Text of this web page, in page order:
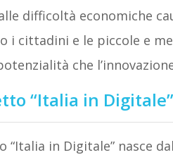
difficoltà economiche
i cittadini e le piccole e
che
“Italia in Digitale”
“Italia in Digitale” nasce